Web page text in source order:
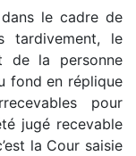
dans le cadre de
tardivement, le
de la personne
fond en réplique
pour
jugé recevable
la Cour saisie